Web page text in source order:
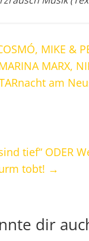
MIKE &
MARX,
am
tief“ ODER
tobt! →
dir